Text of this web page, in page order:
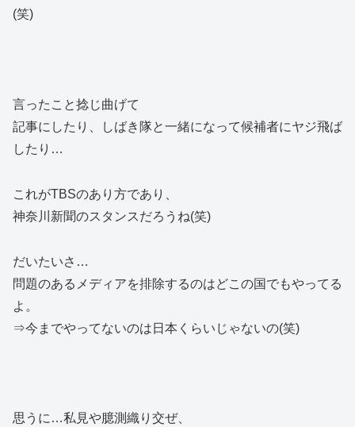
(笑)
言ったこと捻じ曲げて
記事にしたり、しばき隊と一緒になって候補者にヤジ飛ば
したり…
これがTBSのあり方であり、
神奈川新聞のスタンスだろうね(笑)
だいたいさ…
問題のあるメディアを排除するのはどこの国でもやってる
よ。
⇒今までやってないのは日本くらいじゃないの(笑)
思うに…私見や臆測織り交ぜ、